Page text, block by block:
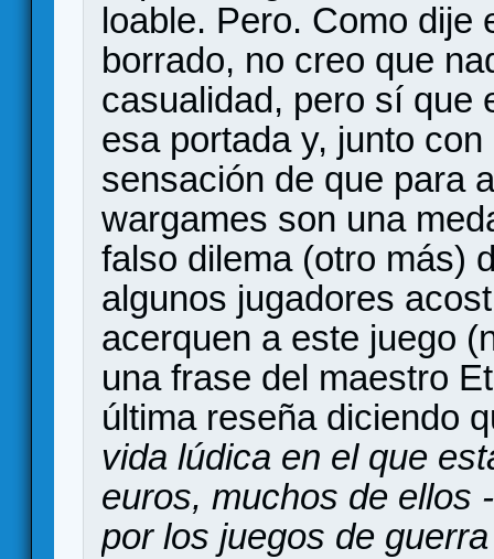
loable. Pero. Como dije
borrado, no creo que
casualidad, pero sí que
esa portada y, junto
sensación de que para
wargames son una
falso dilema (otro más)
algunos jugadores
acerquen a este juego
una frase del maestro
última reseña diciendo
vida lúdica en el que
euros, muchos de ellos
por los juegos de